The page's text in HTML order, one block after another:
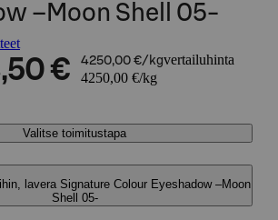
–Moon Shell 05-
€ 4250,00 €/kgvertailuhinta
4250,00 €/kg
Valitse toimitustapa
lavera Signature Colour Eyeshadow –Moon
Shell 05-